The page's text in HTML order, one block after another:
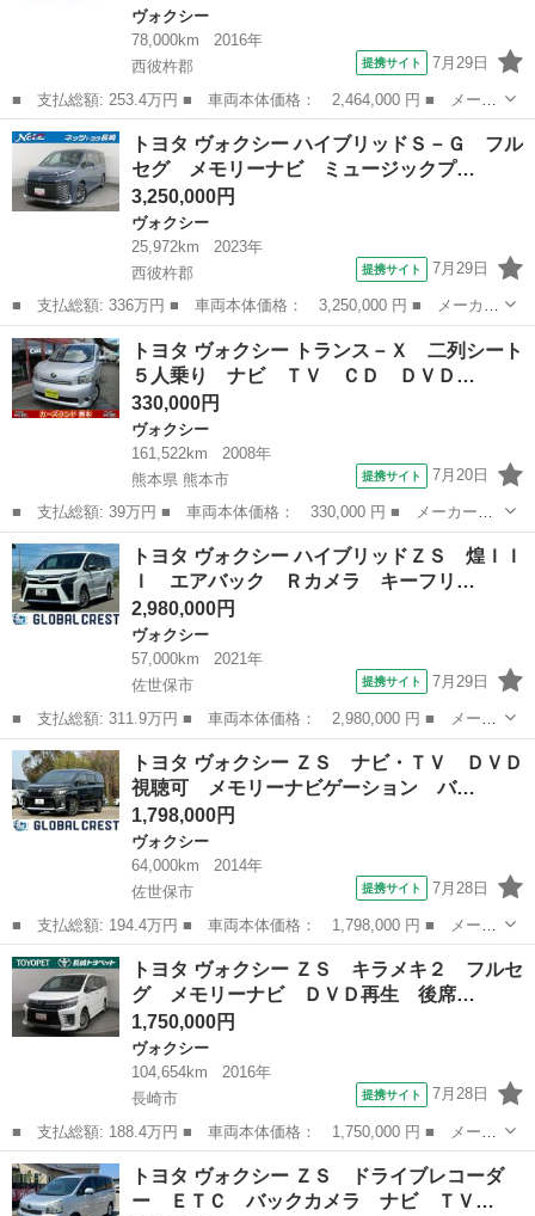
ヴォクシー
78,000km
2016年
西彼杵郡
提携サイト 7月29日
■ 支払総額: 253.4万円 ■ 車両本体価格： 2,464,000 円 ■ メーカ
ー名： トヨタ ■ 車種名： ヴォクシー ■ グレード名： ハイブ
リッドＺＳ 煌ＩＩ ワンオーナー プッシュスタート ドラレコ
両側パワ...
長崎 西彼杵郡 ヴォクシー
トヨタ ヴォクシー ハイブリッドＳ－Ｇ フル
セグ メモリーナビ ミュージックプ…
3,250,000円
ヴォクシー
25,972km
2023年
西彼杵郡
提携サイト 7月29日
■ 支払総額: 336万円 ■ 車両本体価格： 3,250,000 円 ■ メーカー
名： トヨタ ■ 車種名： ヴォクシー ■ グレード名： ハイブリ
ッドＳ－Ｇ フルセグ メモリーナビ ミュージックプレイヤー接続
可 バック...
長崎 西彼杵郡 ヴォクシー
トヨタ ヴォクシー トランス－Ｘ 二列シート
５人乗り ナビ ＴＶ ＣＤ ＤＶＤ…
330,000円
ヴォクシー
161,522km
2008年
熊本県 熊本市
提携サイト 7月20日
■ 支払総額: 39万円 ■ 車両本体価格： 330,000 円 ■ メーカー
名： トヨタ ■ 車種名： ヴォクシー ■ グレード名： トランス
－Ｘ 二列シート５人乗り ナビ ＴＶ ＣＤ ＤＶＤ Ｂｌｕｅｔ
ｏｏｔｈオーディ...
熊本 熊本市 ヴォクシー
トヨタ ヴォクシー ハイブリッドＺＳ 煌ＩＩ
Ｉ エアバック Ｒカメラ キーフリ…
2,980,000円
ヴォクシー
57,000km
2021年
佐世保市
提携サイト 7月29日
■ 支払総額: 311.9万円 ■ 車両本体価格： 2,980,000 円 ■ メーカ
ー名： トヨタ ■ 車種名： ヴォクシー ■ グレード名： ハイブ
リッドＺＳ 煌ＩＩＩ エアバック Ｒカメラ キーフリー オート
クルーズ...
長崎 佐世保市 ヴォクシー
トヨタ ヴォクシー ＺＳ ナビ・ＴＶ ＤＶＤ
視聴可 メモリーナビゲーション バ…
1,798,000円
ヴォクシー
64,000km
2014年
佐世保市
提携サイト 7月28日
■ 支払総額: 194.4万円 ■ 車両本体価格： 1,798,000 円 ■ メーカ
ー名： トヨタ ■ 車種名： ヴォクシー ■ グレード名： ＺＳ
ナビ・ＴＶ ＤＶＤ視聴可 メモリーナビゲーション バックガイド
モニター...
長崎 佐世保市 ヴォクシー
トヨタ ヴォクシー ＺＳ キラメキ２ フルセ
グ メモリーナビ ＤＶＤ再生 後席…
1,750,000円
ヴォクシー
104,654km
2016年
長崎市
提携サイト 7月28日
■ 支払総額: 188.4万円 ■ 車両本体価格： 1,750,000 円 ■ メーカ
ー名： トヨタ ■ 車種名： ヴォクシー ■ グレード名： ＺＳ
キラメキ２ フルセグ メモリーナビ ＤＶＤ再生 後席モニター
バックカ...
長崎 長崎市 ヴォクシー
トヨタ ヴォクシー ＺＳ ドライブレコーダ
ー ＥＴＣ バックカメラ ナビ ＴＶ…